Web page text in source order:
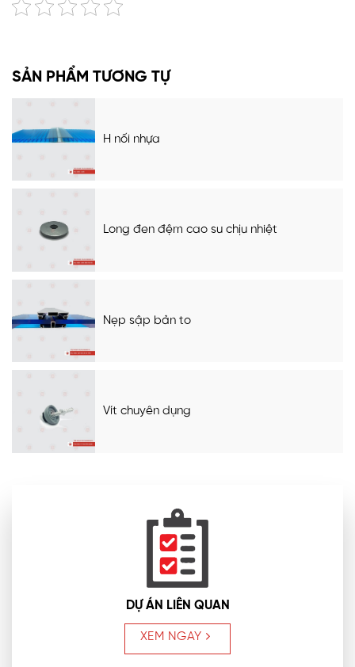
SẢN PHẨM TƯƠNG TỰ
H nối nhựa
Long đen đệm cao su chịu nhiệt
Nẹp sập bản to
Vít chuyên dụng
DỰ ÁN LIÊN QUAN
XEM NGAY